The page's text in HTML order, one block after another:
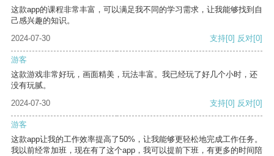
这款app的课程非常丰富，可以满足我不同的学习需求，让我能够找到自
己感兴趣的知识。
2024-07-30
支持[0] 反对[0]
游客
这款游戏非常好玩，画面精美，玩法丰富。我已经玩了好几个小时，还
没有玩腻。
2024-07-30
支持[0] 反对[0]
游客
这款app让我的工作效率提高了50%，让我能够更轻松地完成工作任务。
我以前经常加班，现在有了这个app，我可以提前下班，有更多的时间陪